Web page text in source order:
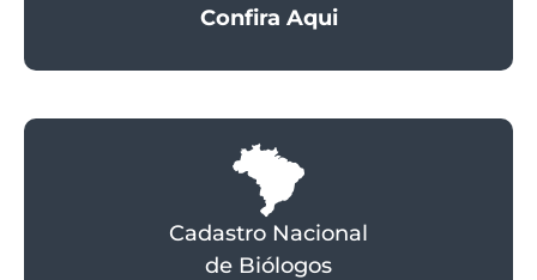
Confira Aqui
Cadastro Nacional
de Biólogos